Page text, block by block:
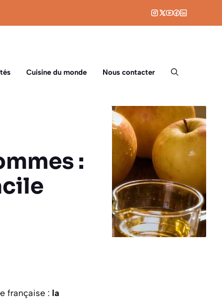
Cuisine du monde Nous contacter
:
française : la